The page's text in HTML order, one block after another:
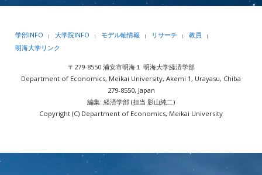
学部INFO | 大学院INFO | モデル軸情報 | リサーチ | 教員 |
明海大学リンク
〒279-8550 浦安市明海１ 明海大学経済学部
Department of Economics, Meikai University, Akemi 1, Urayasu, Chiba
279-8550, Japan
編集: 経済学部 (担当 影山純二)
Copyright (C) Department of Economics, Meikai University